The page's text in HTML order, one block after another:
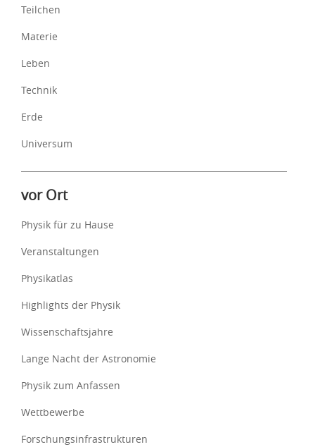
Teilchen
Materie
Leben
Technik
Erde
Universum
vor Ort
Physik für zu Hause
Veranstaltungen
Physikatlas
Highlights der Physik
Wissenschaftsjahre
Lange Nacht der Astronomie
Physik zum Anfassen
Wettbewerbe
Forschungsinfrastrukturen